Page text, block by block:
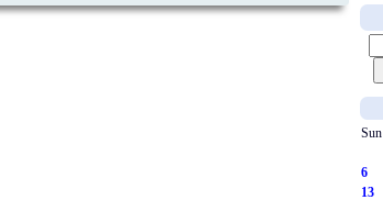
Sun
6
13